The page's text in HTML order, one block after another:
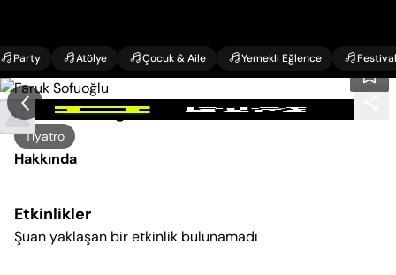
Party Atölye Çocuk & Aile Yemekli Eğlence Festival
Faruk Sofuoğlu
Tiyatro
Hakkında
Etkinlikler
Şuan yaklaşan bir etkinlik bulunamadı